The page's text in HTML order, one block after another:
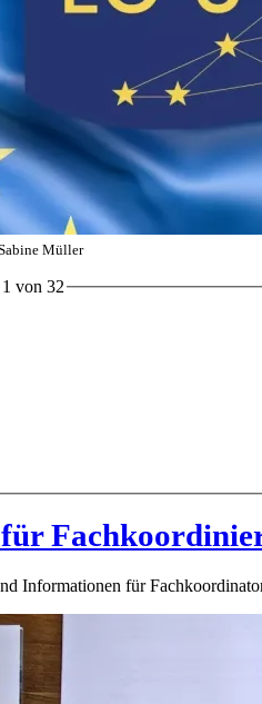
Müller
1 von 32
Informationen für